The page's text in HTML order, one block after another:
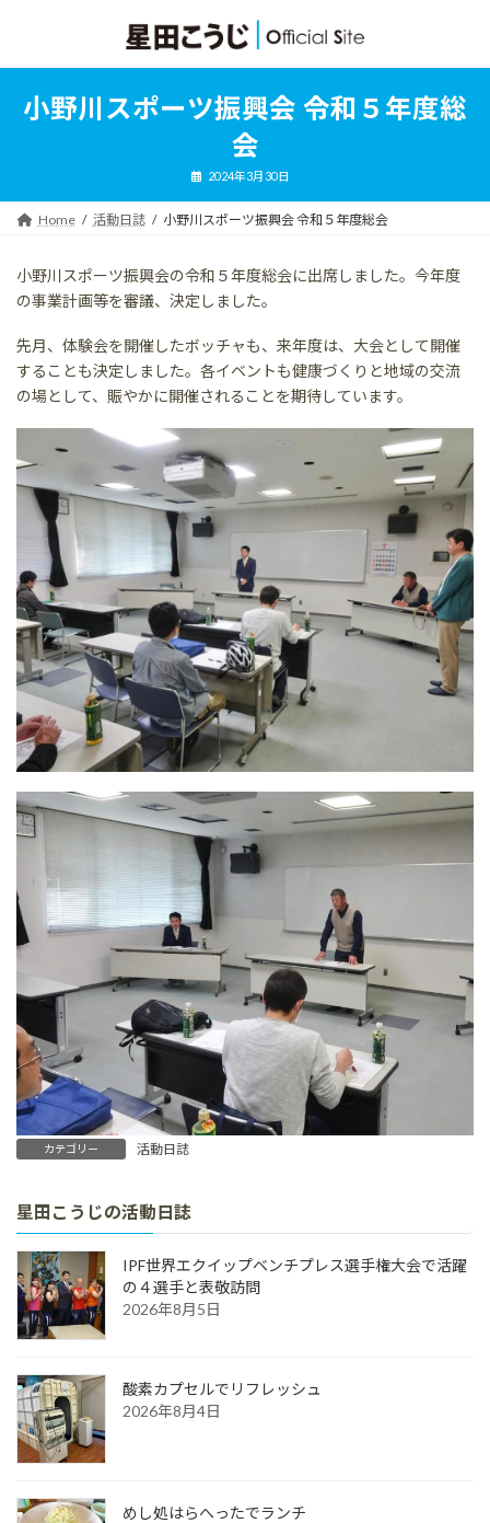
ン
ー
小野川スポーツ振興会 令和５年度総
会
2024年3月30日
Home 活動日誌 小野川スポーツ振興会 令和５年度総会
小野川スポーツ振興会の令和５年度総会に出席しました。今年度
の事業計画等を審議、決定しました。
先月、体験会を開催したボッチャも、来年度は、大会として開催
することも決定しました。各イベントも健康づくりと地域の交流
の場として、賑やかに開催されることを期待しています。
カテゴリー 活動日誌
星田こうじの活動日誌
IPF世界エクイップベンチプレス選手権大会で活躍
の４選手と表敬訪問
2026年8月5日
酸素カプセルでリフレッシュ
2026年8月4日
めし処はらへったでランチ